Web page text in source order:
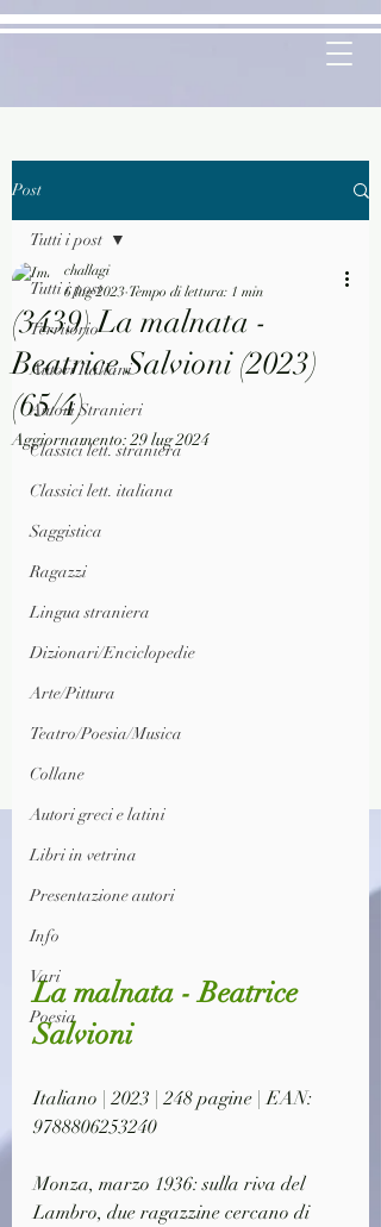
Post
Tutti i post
Territorio
Autori Italiani
Autori Stranieri
Classici lett. straniera
Classici lett. italiana
Saggistica
Ragazzi
Lingua straniera
Dizionari/Enciclopedie
Arte/Pittura
Teatro/Poesia/Musica
Collane
Autori greci e latini
Libri in vetrina
Presentazione autori
Info
Vari
Poesia
Tutti i post
(3439) La malnata -
Beatrice Salvioni (2023)
(65/4)
challagi
6 lug 2023 Tempo di lettura: 1 min
Aggiornamento:29 lug 2024
La malnata - Beatrice
Salvioni
Italiano | 2023 | 248 pagine | EAN:
9788806253240
Monza, marzo 1936: sulla riva del
Lambro, due ragazzine cercano di